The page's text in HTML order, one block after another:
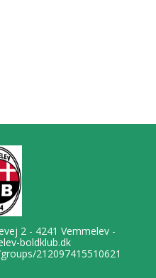
2 - 4241 Vemmelev -
boldklub.dk
212097415510621